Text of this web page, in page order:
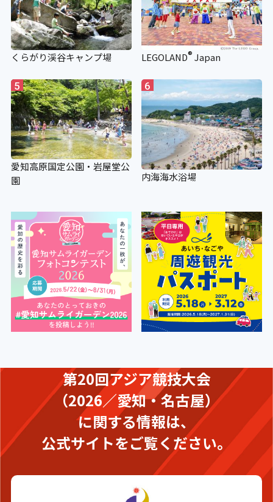
くらがり渓谷キャンプ場 LEGOLAND®Japan
5
愛知高原国定公園・岩屋堂公
園
6
内海海水浴場
第20回アジア競技大会
（2026／愛知・名古屋）
に関する情報は、
公式サイトをご覧ください。